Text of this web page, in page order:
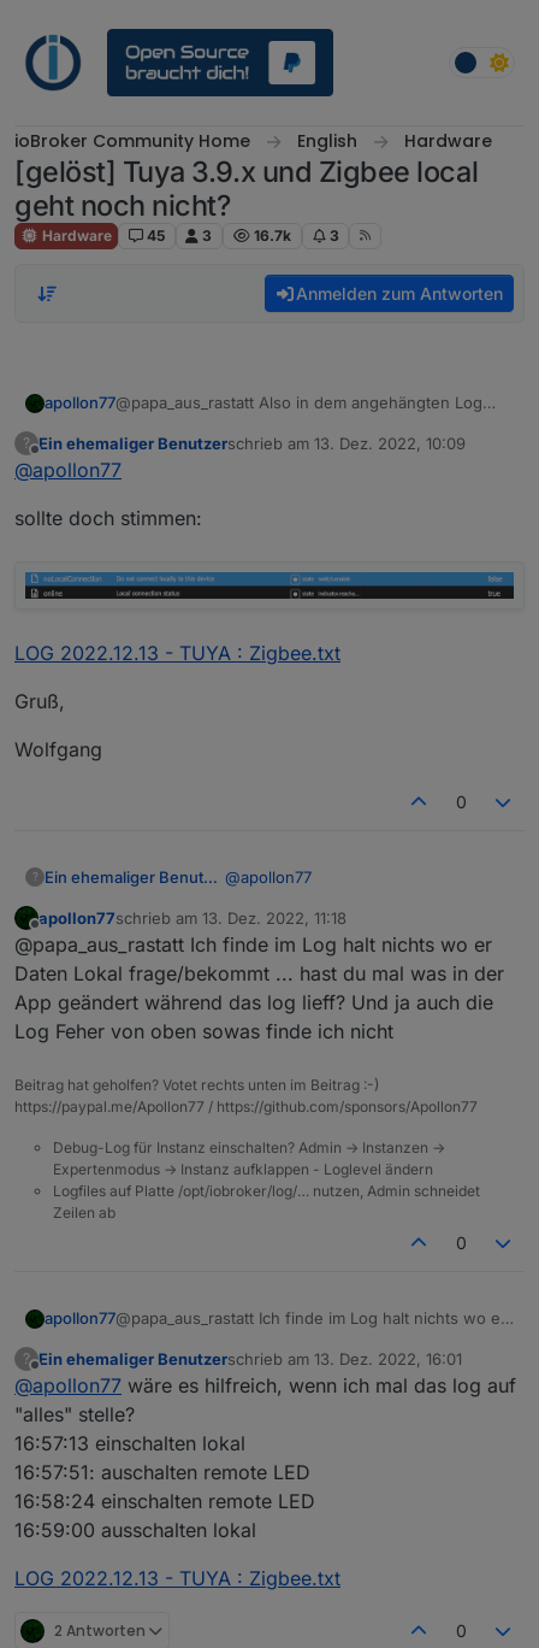
ioBroker Community Home English Hardware
[gelöst] Tuya 3.9.x und Zigbee local
geht noch nicht?
Hardware 45 3 16.7k 3
Anmelden zum Antworten
apollon77@papa_aus_rastatt Also in dem angehängten Log
genannten Fehler sehe ich auch nicht ... Also bitte
nochmal Debug log mit "lokale Verbindung"
?
Offline
Ein ehemaliger Benutzerschrieb am 13. Dez. 2022, 10:09
zuletzt editiert von
@apollon77
sollte doch stimmen:
LOG 2022.12.13 - TUYA : Zigbee.txt
Gruß,
Wolfgang
0
? Ein ehemaliger Benutzer @apollon77
sollte doch stimmen:
LOG 2022.12.13 - TUYA : Zigbee.txt
Wolfgang
apollon77schrieb am 13. Dez. 2022, 11:18
zuletzt editiert von
@papa_aus_rastatt Ich finde im Log halt nichts wo er
Daten Lokal frage/bekommt ... hast du mal was in der
App geändert während das log lieff? Und ja auch die
Log Feher von oben sowas finde ich nicht
Beitrag hat geholfen? Votet rechts unten im Beitrag :-)
https://paypal.me/Apollon77 / https://github.com/sponsors/Apollon77
Debug-Log für Instanz einschalten? Admin -> Instanzen ->
Expertenmodus -> Instanz aufklappen - Loglevel ändern
Logfiles auf Platte /opt/iobroker/log/… nutzen, Admin schneidet
Zeilen ab
0
apollon77@papa_aus_rastatt Ich finde im Log halt nichts wo er
App geändert während das log lieff? Und ja auch die
Log Feher von oben sowas finde ich nicht
?
Offline
Ein ehemaliger Benutzerschrieb am 13. Dez. 2022, 16:01
zuletzt editiert von
@apollon77 wäre es hilfreich, wenn ich mal das log auf
"alles" stelle?
16:57:13 einschalten lokal
16:57:51: auschalten remote LED
16:58:24 einschalten remote LED
16:59:00 ausschalten lokal
LOG 2022.12.13 - TUYA : Zigbee.txt
2 Antworten 0